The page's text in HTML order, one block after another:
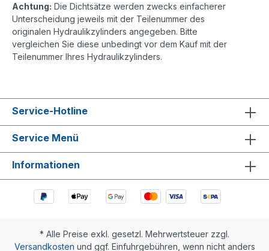
Achtung: Die Dichtsätze werden zwecks einfacherer
Unterscheidung jeweils mit der Teilenummer des
originalen Hydraulikzylinders angegeben. Bitte
vergleichen Sie diese unbedingt vor dem Kauf mit der
Teilenummer Ihres Hydraulikzylinders.
Service-Hotline
Service Menü
Informationen
* Alle Preise exkl. gesetzl. Mehrwertsteuer zzgl.
Versandkosten und ggf. Einfuhrgebühren, wenn nicht anders